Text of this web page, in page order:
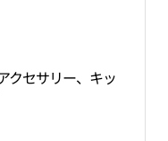
クセサリー、キッ